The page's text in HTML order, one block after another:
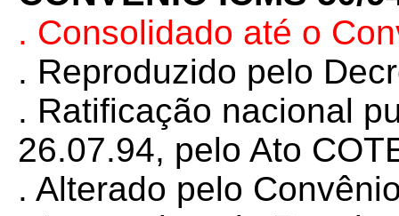
. Consolidado até o
. Reproduzido pelo
. Ratificação nacional
26.07.94, pelo Ato
. Alterado pelo